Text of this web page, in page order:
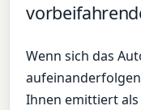
Wenn sich das
Ihnen emittiert